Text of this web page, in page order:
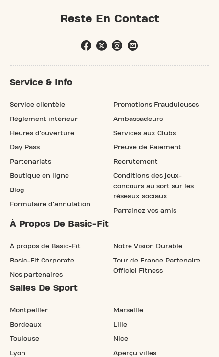
Reste En Contact
Service & Info
Service clientèle
Règlement intérieur
Heures d'ouverture
Day Pass
Partenariats
Boutique en ligne
Blog
Formulaire d'annulation
Promotions Frauduleuses
Ambassadeurs
Services aux Clubs
Preuve de Paiement
Recrutement
Conditions des jeux-
concours au sort sur les
réseaux sociaux
Parrainez vos amis
À Propos De Basic-Fit
À propos de Basic-Fit
Basic-Fit Corporate
Nos partenaires
Notre Vision Durable
Tour de France Partenaire
Officiel Fitness
Salles De Sport
Montpellier
Bordeaux
Toulouse
Lyon
Marseille
Lille
Nice
Aperçu villes